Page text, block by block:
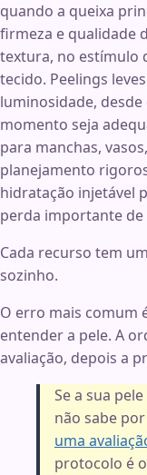
quando a queixa
firmeza e qualidade
textura, no estímulo
tecido. Peelings
luminosidade,
momento seja
para manchas,
planejamento
hidratação injetável
perda importante de
Cada recurso tem
sozinho.
O erro mais comum
entender a pele. A
avaliação, depois a
Se a sua
não sabe
uma
protocolo é